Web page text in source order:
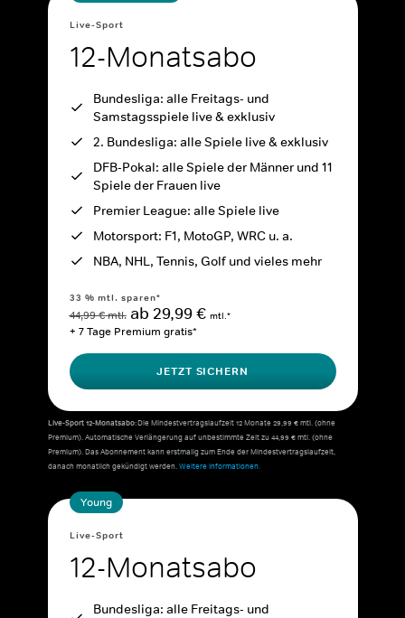
Live-Sport
12-Monatsabo
Bundesliga: alle Freitags- und
Samstagsspiele live & exklusiv
2. Bundesliga: alle Spiele live & exklusiv
DFB-Pokal: alle Spiele der Männer und 11
Spiele der Frauen live
Premier League: alle Spiele live
Motorsport: F1, MotoGP, WRC u. a.
NBA, NHL, Tennis, Golf und vieles mehr
33 % mtl. sparen*
44,99 € mtl. ab 29,99 € mtl.*
+ 7 Tage Premium gratis*
JETZT SICHERN
Live-Sport 12-Monatsabo:Die Mindestvertragslaufzeit 12 Monate 29,99 € mtl. (ohne
Premium). Automatische Verlängerung auf unbestimmte Zeit zu 44,99 € mtl. (ohne
Premium). Das Abonnement kann erstmalig zum Ende der Mindestvertragslaufzeit,
danach monatlich gekündigt werden.Weitere Informationen.
Young
Live-Sport
12-Monatsabo
Bundesliga: alle Freitags- und